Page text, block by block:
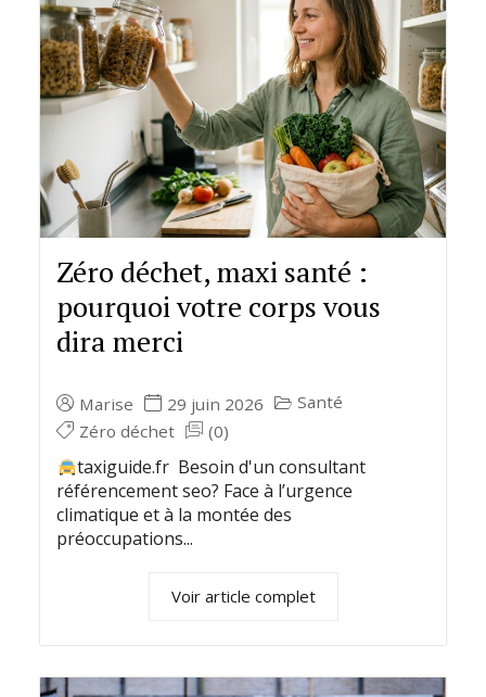
Zéro déchet, maxi santé :
pourquoi votre corps vous
dira merci
Marise 29 juin 2026
Santé
Zéro déchet
(0)
taxiguide.fr Besoin d'un consultant
référencement seo? Face à l’urgence
climatique et à la montée des
préoccupations...
Voir article complet